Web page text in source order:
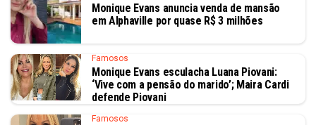
Monique Evans anuncia venda de mansão
em Alphaville por quase R$ 3 milhões
Famosos
Monique Evans esculacha Luana Piovani:
‘Vive com a pensão do marido’; Maira Cardi
defende Piovani
Famosos